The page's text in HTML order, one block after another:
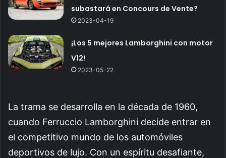
subastará en Concours de Vente?
2023-04-19
¡Los 5 mejores Lamborghini con motor
V12!
2023-05-22
La trama se desarrolla en la década de 1960,
cuando Ferruccio Lamborghini decide entrar en
el competitivo mundo de los automóviles
deportivos de lujo. Con un espíritu desafiante,